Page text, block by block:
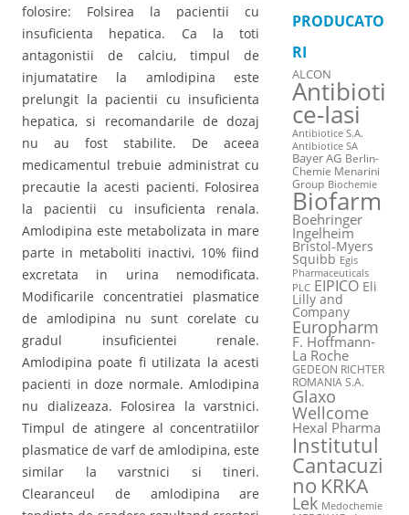
folosire: Folsirea la pacientii cu
insuficienta hepatica. Ca la toti
antagonistii de calciu, timpul de
injumatatire la amlodipina este
prelungit la pacientii cu insuficienta
hepatica, si recomandarile de dozaj
nu au fost stabilite. De aceea
medicamentul trebuie administrat cu
precautie la acesti pacienti. Folosirea
la pacientii cu insuficienta renala.
Amlodipina este metabolizata in mare
parte in metaboliti inactivi, 10% fiind
excretata in urina nemodificata.
Modificarile concentratiei plasmatice
de amlodipina nu sunt corelate cu
gradul insuficientei renale.
Amlodipina poate fi utilizata la acesti
pacienti in doze normale. Amlodipina
nu dializeaza. Folosirea la varstnici.
Timpul de atingere al concentratiilor
plasmatice de varf de amlodipina, este
similar la varstnici si tineri.
Clearanceul de amlodipina are
PRODUCATO
RI
ALCON
Antibioti
ce-Iasi
Antibiotice S.A.
Antibiotice SA
Bayer AG Berlin-
Chemie Menarini
Group Biochemie
Biofarm
Boehringer
Ingelheim
Bristol-Myers
Squibb Egis
Pharmaceuticals
PLC EIPICO Eli
Lilly and
Company
Europharm
F. Hoffmann-
La Roche
GEDEON RICHTER
ROMANIA S.A.
Glaxo
Wellcome
Hexal Pharma
Institutul
Cantacuzi
no KRKA
Lek Medochemie